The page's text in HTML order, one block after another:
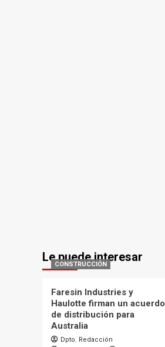
Le puede interesar
CONSTRUCCIÓN
Faresin Industries y
Haulotte firman un acuerdo
de distribución para
Australia
Dpto. Redacción